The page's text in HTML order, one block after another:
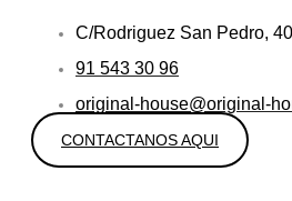
C/Rodriguez San Pedro,
91 543 30 96
original-house@original-
CONTACTANOS AQUI